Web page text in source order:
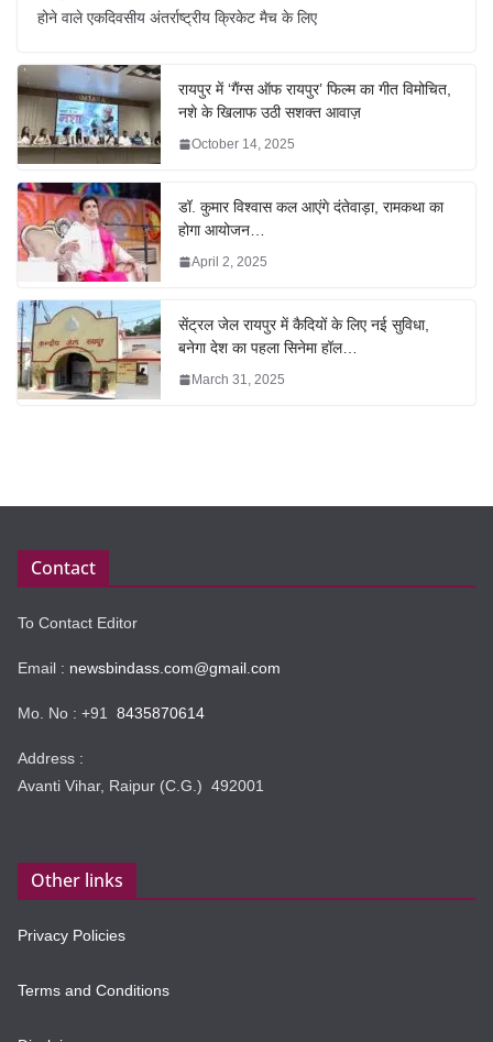
होने वाले एकदिवसीय अंतर्राष्ट्रीय क्रिकेट मैच के लिए
रायपुर में ‘गैंग्स ऑफ रायपुर’ फिल्म का गीत विमोचित,
नशे के खिलाफ उठी सशक्त आवाज़
October 14, 2025
डॉ. कुमार विश्वास कल आएंगे दंतेवाड़ा, रामकथा का
होगा आयोजन…
April 2, 2025
सेंट्रल जेल रायपुर में कैदियों के लिए नई सुविधा,
बनेगा देश का पहला सिनेमा हॉल…
March 31, 2025
Contact
To Contact Editor
Email : newsbindass.com@gmail.com
Mo. No : +91 8435870614
Address :
Avanti Vihar, Raipur (C.G.) 492001
Other links
Privacy Policies
Terms and Conditions